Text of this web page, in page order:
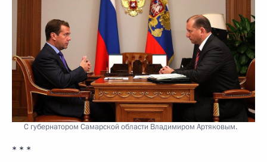
С губернатором Самарской области Владимиром Артяковым.
* * *